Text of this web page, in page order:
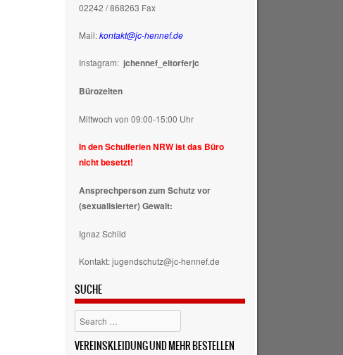
02242 / 868263 Fax
Mail:kontakt@jc-hennef.de
Instagram: jchennef_eitorferjc
Bürozeiten
Mittwoch von 09:00-15:00 Uhr
In den Schulferien NRW ist das Büro
nicht besetzt!
Ansprechperson zum Schutz vor
(sexualisierter) Gewalt:
Ignaz Schild
Kontakt: jugendschutz@jc-hennef.de
SUCHE
Search
VEREINSKLEIDUNG UND MEHR BESTELLEN